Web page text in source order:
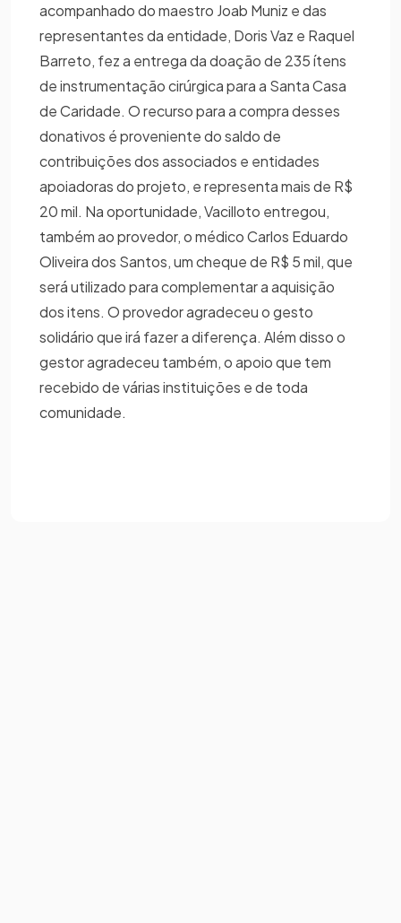
acompanhado do maestro Joab Muniz e das
representantes da entidade, Doris Vaz e Raquel
Barreto, fez a entrega da doação de 235 ítens
de instrumentação cirúrgica para a Santa Casa
de Caridade. O recurso para a compra desses
donativos é proveniente do saldo de
contribuições dos associados e entidades
apoiadoras do projeto, e representa mais de R$
20 mil. Na oportunidade, Vacilloto entregou,
também ao provedor, o médico Carlos Eduardo
Oliveira dos Santos, um cheque de R$ 5 mil, que
será utilizado para complementar a aquisição
dos itens. O provedor agradeceu o gesto
solidário que irá fazer a diferença. Além disso o
gestor agradeceu também, o apoio que tem
recebido de várias instituições e de toda
comunidade.